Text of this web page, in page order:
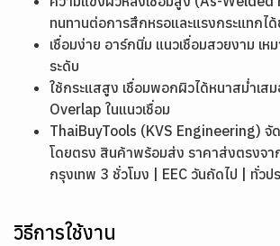
ทนทานต่อการสึกหรอและแรงกระแทกได้
เชื่อมง่าย อาร์กนิ่ม แนวเชื่อมสวยงาม เห
ระดับ
ใช้กระแสสูง เชื่อมพอกผิวได้หนาสม่ำเส
Overlap ในแนวเชื่อม
ThaiBuyTools (KVS Engineering) จั
โดยตรง สินค้าพร้อมส่ง ราคาส่งตรงจ
กรุงเทพ 3 ชั่วโมง | EEC วันถัดไป | ทั่วป
วิธีการใช้งาน